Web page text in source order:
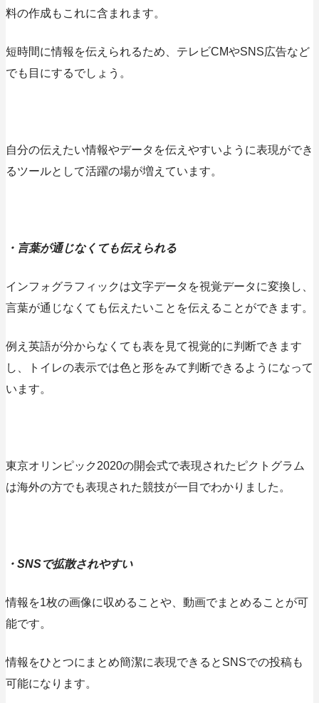
料の作成もこれに含まれます。
短時間に情報を伝えられるため、テレビCMやSNS広告など
でも目にするでしょう。
自分の伝えたい情報やデータを伝えやすいように表現ができ
るツールとして活躍の場が増えています。
・言葉が通じなくても伝えられる
インフォグラフィックは文字データを視覚データに変換し、
言葉が通じなくても伝えたいことを伝えること ができます。
例え英語が分からなくても表を見て視覚的に判断できます
し、トイレの表示では色と形をみて判断できるようになって
います。
東京オリンピック2020の開会式で表現されたピクトグラム
は海外の方でも表現された競技が一目でわかりました。
・SNSで拡散されやすい
情報を1枚の画像に収めることや、動画でまとめることが可
能です。
情報をひとつにまとめ簡潔に表現できるとSNSでの投稿も
可能になります。